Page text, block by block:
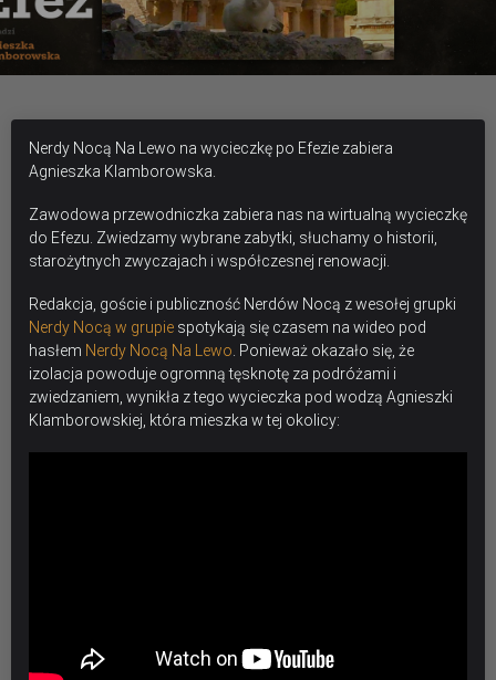
Nerdy Nocą Na Lewo na wycieczkę po Efezie zabiera
Agnieszka Klamborowska.
Zawodowa przewodniczka zabiera nas na wirtualną wycieczkę
do Efezu. Zwiedzamy wybrane zabytki, słuchamy o historii,
starożytnych zwyczajach i współczesnej renowacji.
Redakcja, goście i publiczność Nerdów Nocą z wesołej grupki
Nerdy Nocą w grupie spotykają się czasem na wideo pod
hasłem Nerdy Nocą Na Lewo . Ponieważ okazało się, że
izolacja powoduje ogromną tęsknotę za podróżami i
zwiedzaniem, wynikła z tego wycieczka pod wodzą Agnieszki
Klamborowskiej, która mieszka w tej okolicy: